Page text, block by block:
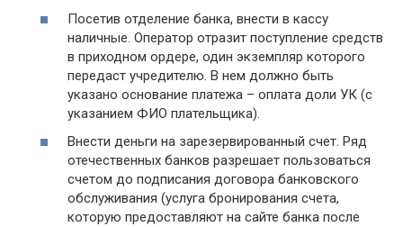
Посетив отделение банка, внести в кассу
наличные. Оператор отразит поступление средств
в приходном ордере, один экземпляр которого
передаст учредителю. В нем должно быть
указано основание платежа – оплата доли УК (с
указанием ФИО плательщика).
Внести деньги на зарезервированный счет. Ряд
отечественных банков разрешает пользоваться
счетом до подписания договора банковского
обслуживания (услуга бронирования счета,
которую предоставляют на сайте банка после